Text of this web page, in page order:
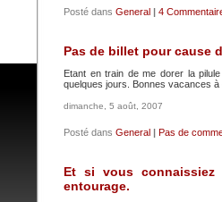
Posté dans General | 4
Pas de billet pour cause
Etant en train de me dorer la
quelques jours. Bonnes vacances
dimanche, 5 août, 2007
Posté dans General | Pas de
Et si vous connaissiez
entourage.